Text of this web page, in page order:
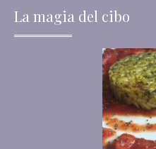
La magia del cibo